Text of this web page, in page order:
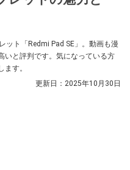
ット「Redmi Pad SE」。動画も漫
いと評判です。気になっている方
す。
更新日： 2025年10月30日